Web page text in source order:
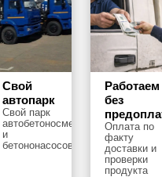
Свой
автопарк
Свой парк
автобетоносмесителей
и
бетононасосов
Работаем
без
Оплата по
факту
доставки и
проверки
продукта